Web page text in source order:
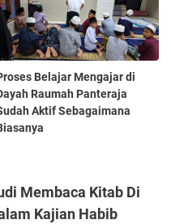
Belajar Mengajar di
Raumah Panteraja
Aktif Sebagaimana
Membaca Kitab Di
Kajian Habib